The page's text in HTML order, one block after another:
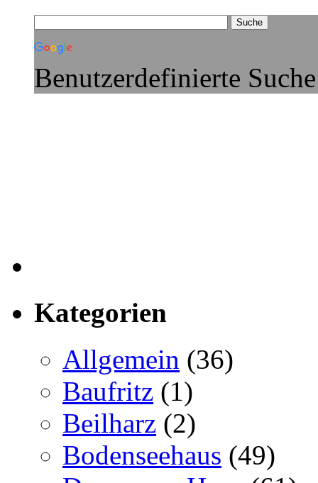
Benutzerdefinierte Suche
Kategorien
Allgemein (36)
Baufritz (1)
Beilharz (2)
Bodenseehaus (49)